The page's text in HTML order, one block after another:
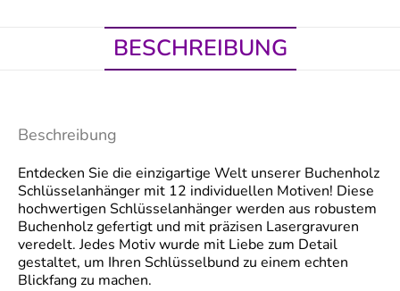
BESCHREIBUNG
Beschreibung
Entdecken Sie die einzigartige Welt unserer Buchenholz
Schlüsselanhänger mit 12 individuellen Motiven! Diese
hochwertigen Schlüsselanhänger werden aus robustem
Buchenholz gefertigt und mit präzisen Lasergravuren
veredelt. Jedes Motiv wurde mit Liebe zum Detail
gestaltet, um Ihren Schlüsselbund zu einem echten
Blickfang zu machen.